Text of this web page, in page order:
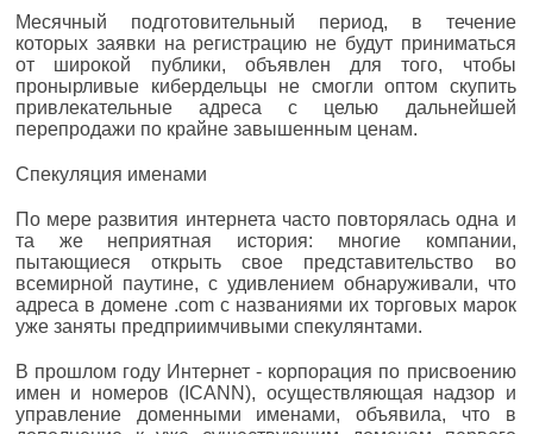
Месячный подготовительный период, в течение
которых заявки на регистрацию не будут приниматься
от широкой публики, объявлен для того, чтобы
пронырливые кибердельцы не смогли оптом скупить
привлекательные адреса с целью дальнейшей
перепродажи по крайне завышенным ценам.
Спекуляция именами
По мере развития интернета часто повторялась одна и
та же неприятная история: многие компании,
пытающиеся открыть свое представительство во
всемирной паутине, с удивлением обнаруживали, что
адреса в домене .com с названиями их торговых марок
уже заняты предприимчивыми спекулянтами.
В прошлом году Интернет - корпорация по присвоению
имен и номеров (ICANN), осуществляющая надзор и
управление доменными именами, объявила, что в